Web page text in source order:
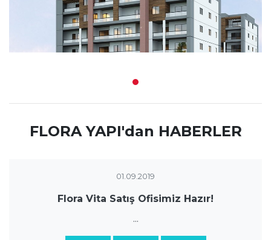
FLORA YAPI'dan HABERLER
01.09.2019
Flora Vita Satış Ofisimiz Hazır!
...